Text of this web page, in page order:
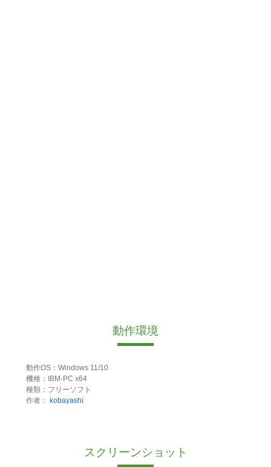
動作環境
動作OS：Windows 11/10
機種：IBM-PC x64
種類：フリーソフト
作者：
kobayashi
スクリーンショット